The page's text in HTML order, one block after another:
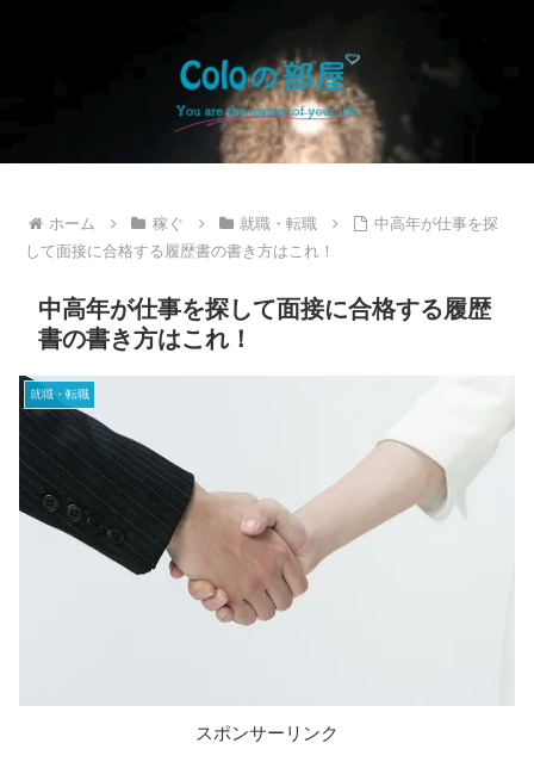
ホーム 稼ぐ 就職・転職
中高年が仕事を探
して面接に合格する履歴書の書き方はこれ！
中高年が仕事を探して面接に合格する履歴
書の書き方はこれ！
就職・転職
スポンサーリンク